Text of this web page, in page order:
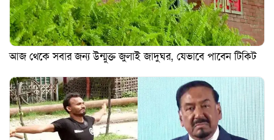
আজ থেকে সবার জন্য উন্মুক্ত জুলাই জাদুঘর, যেভাবে পাবেন টিকিট